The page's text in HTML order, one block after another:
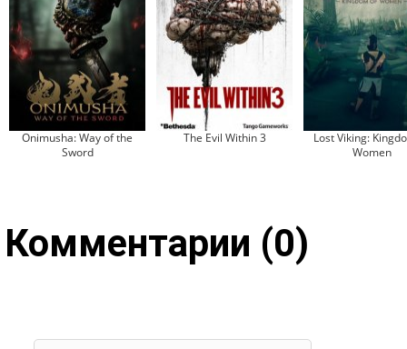
Onimusha: Way of the
Sword
The Evil Within 3
Lost Viking:
Women
Комментарии (0)